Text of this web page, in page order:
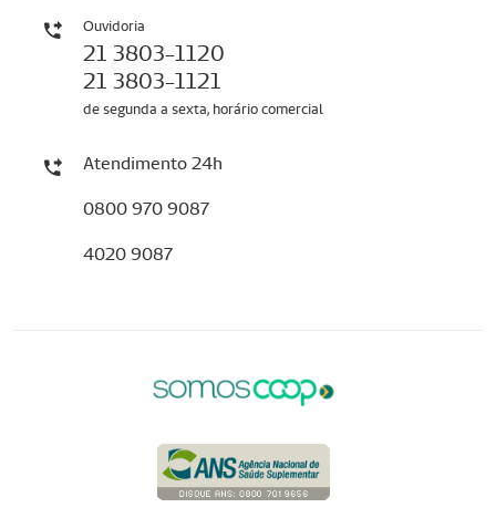
Ouvidoria
21 3803-1120
21 3803-1121
de segunda a sexta, horário comercial
Atendimento 24h
0800 970 9087
4020 9087